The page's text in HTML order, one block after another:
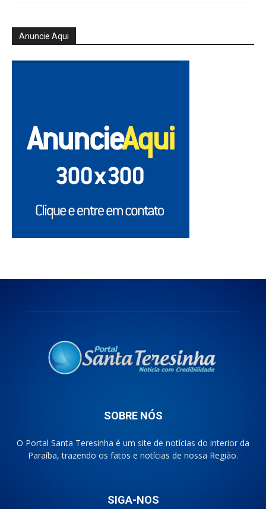
Anuncie Aqui
SOBRE NÓS
O Portal Santa Teresinha é um site de notícias do interior da
Paraíba, trazendo os fatos e notícias de nossa Região.
SIGA-NOS